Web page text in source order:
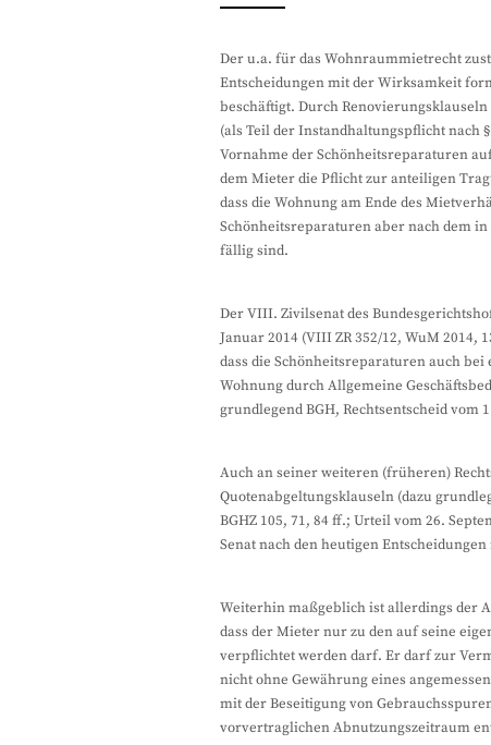
Der u.a. für das Wohnraummietrecht
Entscheidungen mit der Wirksamkeit
beschäftigt. Durch
(als Teil der Instandhaltungspflicht nach
Vornahme der Schönheitsreparaturen
dem Mieter die Pflicht zur anteiligen
dass die Wohnung am Ende des
Schönheitsreparaturen aber nach dem
fällig sind.
Der VIII. Zivilsenat des
Januar 2014 (VIII ZR 352/12, WuM 2014,
dass die Schönheitsreparaturen auch
Wohnung durch Allgemeine
grundlegend BGH, Rechtsentscheid vom
Auch an seiner weiteren (früheren)
Quotenabgeltungsklauseln (dazu
BGHZ 105, 71, 84 ff.; Urteil vom 26.
Senat nach den heutigen
Weiterhin maßgeblich ist allerdings der
dass der Mieter nur zu den auf seine
verpflichtet werden darf. Er darf zur
nicht ohne Gewährung eines
mit der Beseitigung von
vorvertraglichen Abnutzungszeitraum